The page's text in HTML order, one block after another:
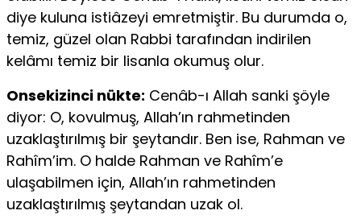
diye kuluna istiâzeyi emretmiştir. Bu durumda o,
temiz, güzel olan Rabbi tarafından indirilen
kelâmı temiz bir lisanla okumuş olur.
Onsekizinci nükte: Cenâb-ı Allah sanki şöyle
diyor: O, kovulmuş, Allah’ın rahmetinden
uzaklaştırılmış bir şeytandır. Ben ise, Rahman ve
Rahîm’im. O halde Rahman ve Rahîm’e
ulaşabilmen için, Allah’ın rahmetinden
uzaklaştırılmış şeytandan uzak ol.